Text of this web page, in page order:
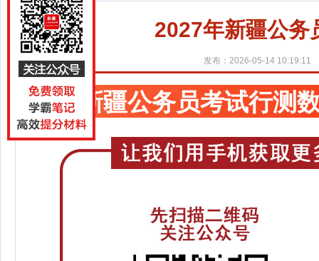
2027年新疆公务
发布：2026-05-14 10:19:11
新疆公务员考试行测